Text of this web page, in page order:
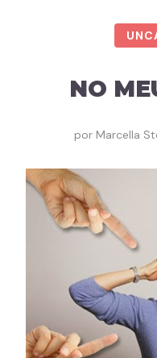
NO
por Marcella